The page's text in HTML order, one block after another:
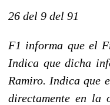
26 del 9 del 91
F1 informa que el
Indica que dicha
Ramiro. Indica que
directamente en la